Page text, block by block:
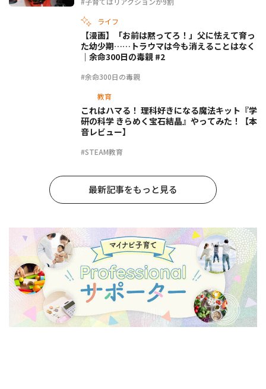
ライフ
#余命300日の毒親
【漫画】「お前は黙ってろ！」父に怯えて育っ
た幼少期……トラウマは今も消えることはなく
｜余命300日の毒親 #2
教育
#STEAM教育
これはハマる！ 理科好きになる魔法キット『学
研の科学 きらめく宝石結晶』やってみた！【本
音レビュー】
最新記事をもっと見る